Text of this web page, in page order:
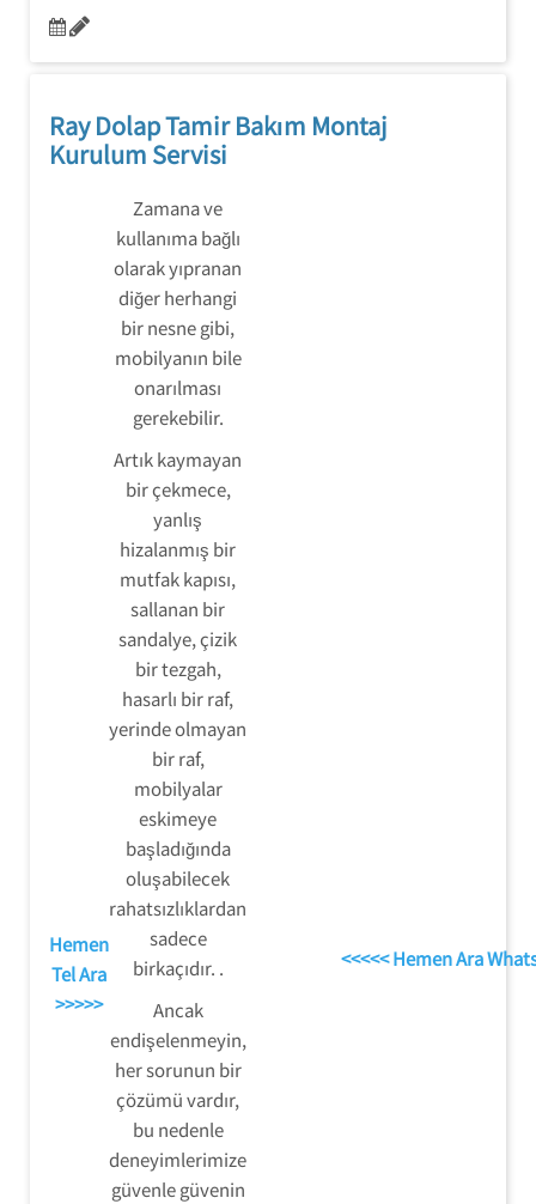
Ray Dolap Tamir Bakım Montaj
Kurulum Servisi
Hemen
Tel Ara
>>>>>
Zamana ve
kullanıma bağlı
olarak yıpranan
diğer herhangi
bir nesne gibi,
mobilyanın bile
onarılması
gerekebilir.
Artık kaymayan
bir çekmece,
yanlış
hizalanmış bir
mutfak kapısı,
sallanan bir
sandalye, çizik
bir tezgah,
hasarlı bir raf,
yerinde olmayan
bir raf,
mobilyalar
eskimeye
başladığında
oluşabilecek
rahatsızlıklardan
sadece
birkaçıdır. .
Ancak
endişelenmeyin,
her sorunun bir
çözümü vardır,
bu nedenle
deneyimlerimize
güvenle güvenin
<<<<< Hemen Ara